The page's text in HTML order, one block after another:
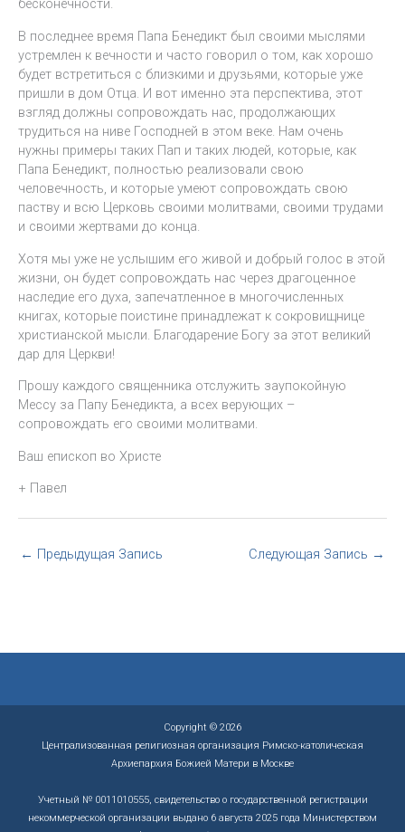
бесконечности.
В последнее время Папа Бенедикт был своими мыслями
устремлен к вечности и часто говорил о том, как хорошо
будет встретиться с близкими и друзьями, которые уже
пришли в дом Отца. И вот именно эта перспектива, этот
взгляд должны сопровождать нас, продолжающих
трудиться на ниве Господней в этом веке. Нам очень
нужны примеры таких Пап и таких людей, которые, как
Папа Бенедикт, полностью реализовали свою
человечность, и которые умеют сопровождать свою
паству и всю Церковь своими молитвами, своими трудами
и своими жертвами до конца.
Хотя мы уже не услышим его живой и добрый голос в этой
жизни, он будет сопровождать нас через драгоценное
наследие его духа, запечатленное в многочисленных
книгах, которые поистине принадлежат к сокровищнице
христианской мысли. Благодарение Богу за этот великий
дар для Церкви!
Прошу каждого священника отслужить заупокойную
Мессу за Папу Бенедикта, а всех верующих –
сопровождать его своими молитвами.
Ваш епископ во Христе
+ Павел
← Предыдущая Запись Следующая Запись →
Copyright © 2026
Централизованная религиозная организация Римско-католическая
Архиепархия Божией Матери в Москве
Учетный № 0011010555, свидетельство о государственной регистрации
некоммерческой организации выдано 6 августа 2025 года Министерством